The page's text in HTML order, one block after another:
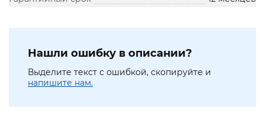
Нашли ошибку в описании?
Выделите текст с ошибкой, скопируйте и
напишите нам.